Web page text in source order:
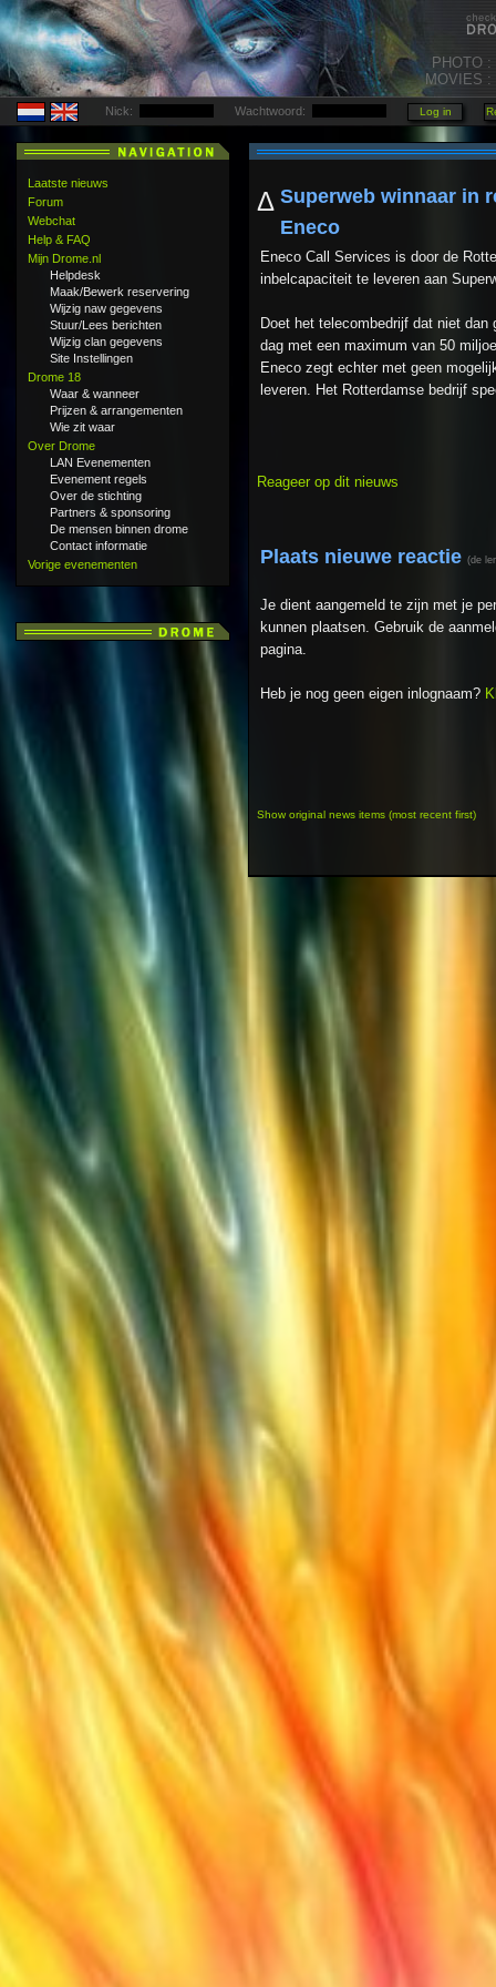
PHOTO :
MOVIES :
Nick: Wachtwoord:
Laatste nieuws
Forum
Webchat
Help & FAQ
Mijn Drome.nl
Helpdesk
Maak/Bewerk reservering
Wijzig naw gegevens
Stuur/Lees berichten
Wijzig clan gegevens
Site Instellingen
Drome 18
Waar & wanneer
Prijzen & arrangementen
Wie zit waar
Over Drome
LAN Evenementen
Evenement regels
Over de stichting
Partners & sponsoring
De mensen binnen drome
Contact informatie
Vorige evenementen
Δ Superweb winnaar in
Eneco
Eneco Call Services is door de
inbelcapaciteit te leveren aan
Doet het telecombedrijf dat niet
dag met een maximum van 50
Eneco zegt echter met geen
leveren. Het Rotterdamse bedrijf
Reageer op dit nieuws
Plaats nieuwe reactie (de
Je dient aangemeld te zijn met je
kunnen plaatsen. Gebruik de
pagina.
Heb je nog geen eigen inlognaam?
Show original news items (most recent first)